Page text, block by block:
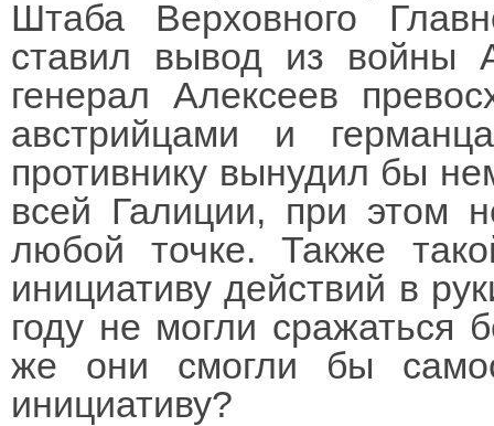
Штаба Верховного
ставил вывод из войны
генерал Алексеев
австрийцами и
противнику вынудил бы
всей Галиции, при этом
любой точке. Также
инициативу действий в
году не могли сражаться
же они смогли бы
инициативу?